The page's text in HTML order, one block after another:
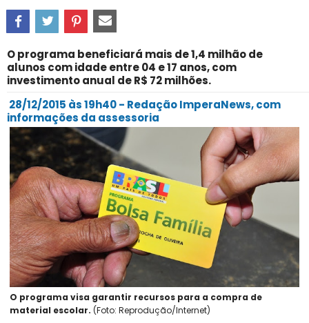
O programa beneficiará mais de 1,4 milhão de
alunos com idade entre 04 e 17 anos, com
investimento anual de R$ 72 milhões.
28/12/2015 às 19h40 - Redação ImperaNews, com
informações da assessoria
O programa visa garantir recursos para a compra de
material escolar. (Foto: Reprodução/Internet)